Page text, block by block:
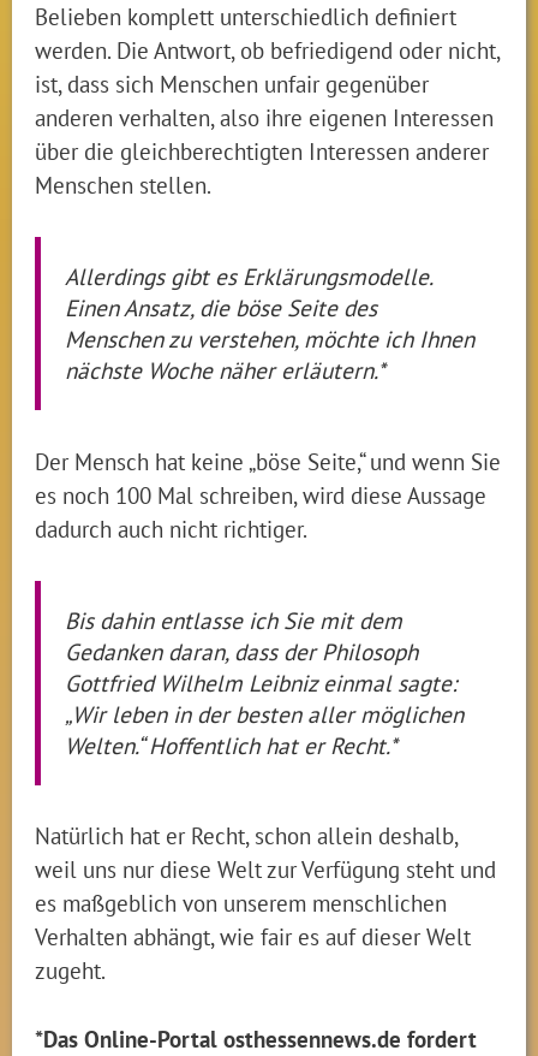
Belieben komplett unterschiedlich definiert
werden. Die Antwort, ob befriedigend oder nicht,
ist, dass sich Menschen unfair gegenüber
anderen verhalten, also ihre eigenen Interessen
über die gleichberechtigten Interessen anderer
Menschen stellen.
Allerdings gibt es Erklärungsmodelle.
Einen Ansatz, die böse Seite des
Menschen zu verstehen, möchte ich Ihnen
nächste Woche näher erläutern.*
Der Mensch hat keine „böse Seite,“ und wenn Sie
es noch 100 Mal schreiben, wird diese Aussage
dadurch auch nicht richtiger.
Bis dahin entlasse ich Sie mit dem
Gedanken daran, dass der Philosoph
Gottfried Wilhelm Leibniz einmal sagte:
„Wir leben in der besten aller möglichen
Welten.“ Hoffentlich hat er Recht.*
Natürlich hat er Recht, schon allein deshalb,
weil uns nur diese Welt zur Verfügung steht und
es maßgeblich von unserem menschlichen
Verhalten abhängt, wie fair es auf dieser Welt
zugeht.
*Das Online-Portal osthessennews.de fordert